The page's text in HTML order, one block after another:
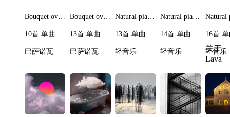
Bouquet overindulge II
10首 单曲
巴萨诺瓦
Bouquet overindulge I
13首 单曲
巴萨诺瓦
Natural piano timeless V
13首 单曲
轻音乐
Natural piano timeless IV
14首 单曲
轻音乐
16首
轻音乐
关于
Lava